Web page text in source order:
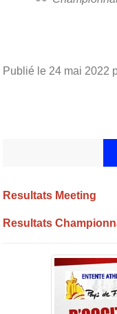
Publié le 24 mai 2022
Resultats Meeting
Resultats